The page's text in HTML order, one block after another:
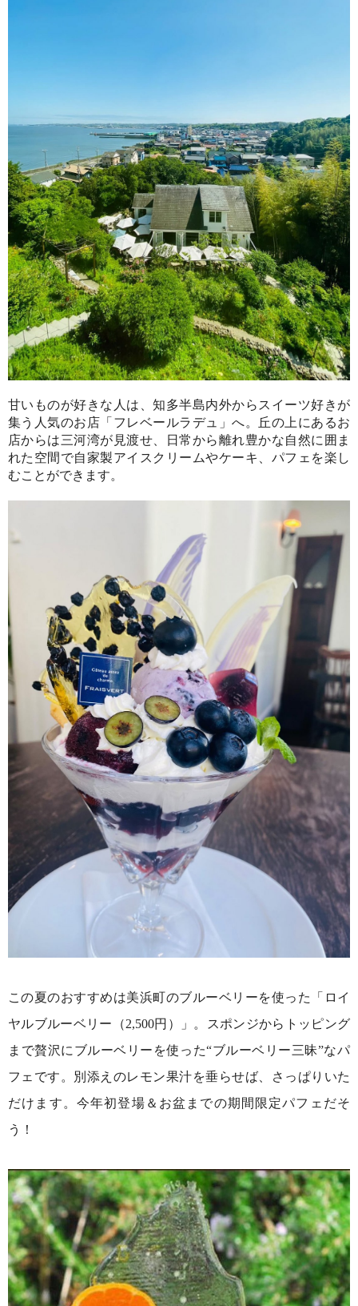
甘いものが好きな人は、知多半島内外からスイーツ好きが
集う人気のお店「フレベールラデュ」へ。丘の上にあるお
店からは三河湾が見渡せ、日常から離れ豊かな自然に囲ま
れた空間で自家製アイスクリームやケーキ、パフェを楽し
むことができます。
この夏のおすすめは美浜町のブルーベリーを使った「ロイ
ヤルブルーベリー（2,500円）」。スポンジからトッピング
まで贅沢にブルーベリーを使った“ブルーベリー三昧”なパ
フェです。別添えのレモン果汁を垂らせば、さっぱりいた
だけます。今年初登場＆お盆までの期間限定パフェだそ
う！